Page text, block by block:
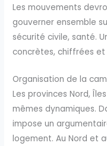
Les mouvements
gouverner ensemble
sécurité civile, santé.
concrètes, chiffrées
Organisation de la
Les provinces Nord,
mêmes dynamiques.
impose un
logement. Au Nord et